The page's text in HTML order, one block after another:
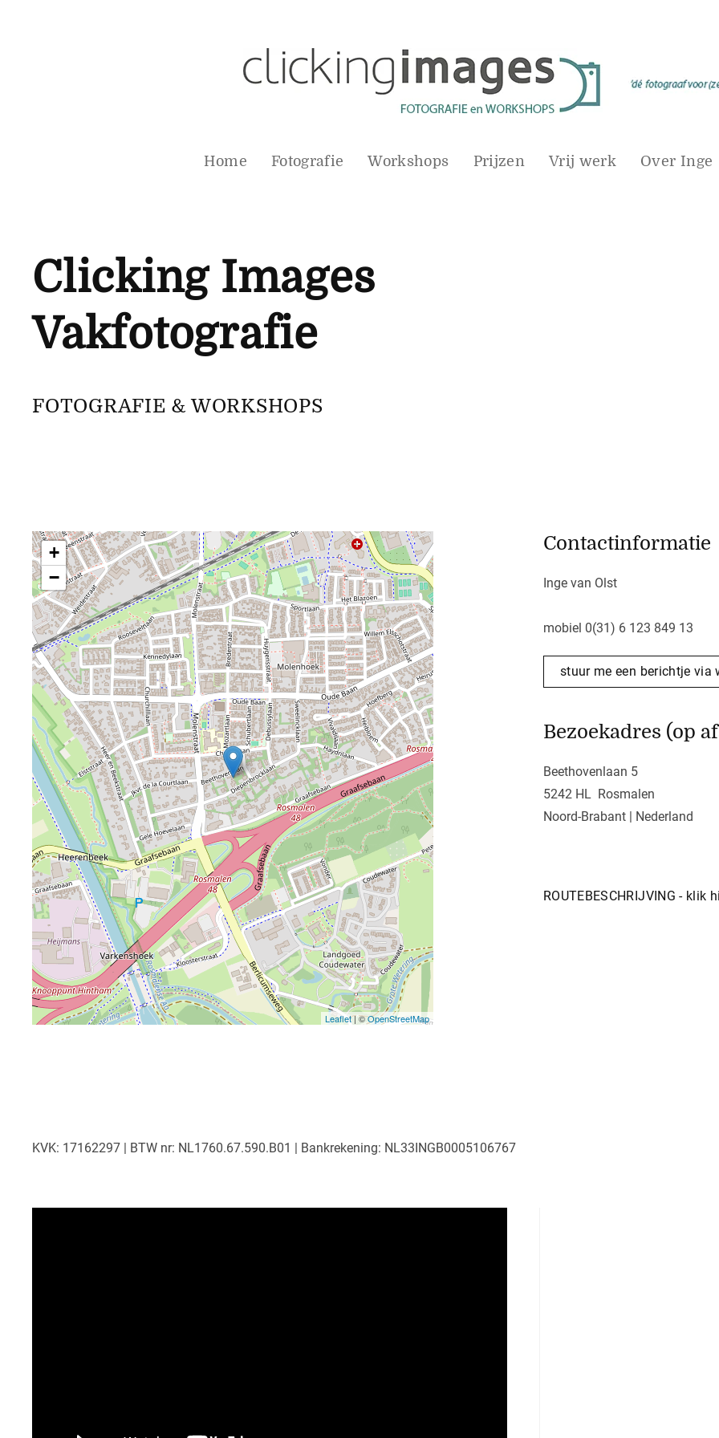
Home Fotografie Workshops Prijzen Vrij werk Over Inge
Clicking Images
Vakfotografie
FOTOGRAFIE & WORKSHOPS
+
−
Leaflet| ©OpenStreetMap
Contactinformatie
Inge van Olst
mobiel 0(31) 6 123 849 13
stuur me een berichtje via
Bezoekadres (op
Beethovenlaan 5
5242 HL Rosmalen
Noord-Brabant | Nederland
ROUTEBESCHRIJVING - klik
KVK: 17162297 | BTW nr: NL1760.67.590.B01 | Bankrekening: NL33INGB0005106767